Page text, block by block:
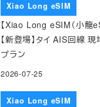
Xiao Long eSIM
【Xiao Long eSIM（小龍
【新登場】タイ AIS回線
プラン
2026-07-25
Xiao Long eSIM